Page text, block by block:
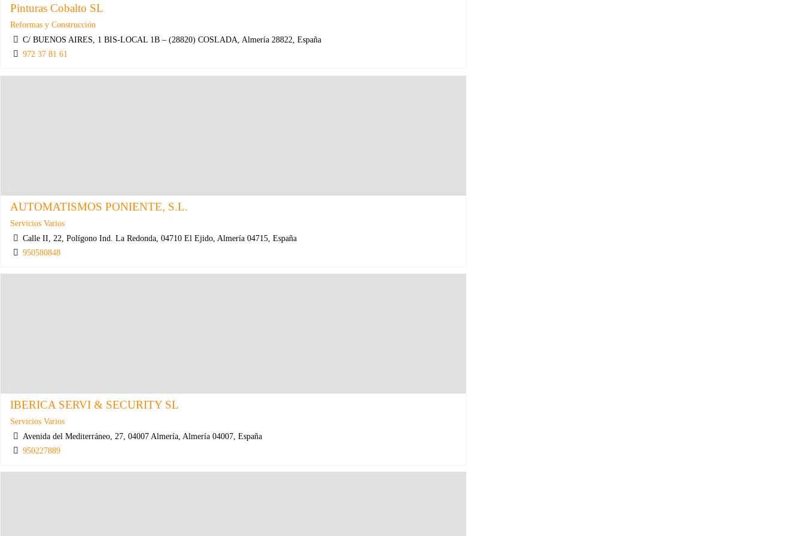
Pinturas Cobalto SL
Reformas y Construcción
C/ BUENOS AIRES, 1 BIS-LOCAL 1B – (28820) COSLADA, Almería 28822, España
972 37 81 61
AUTOMATISMOS PONIENTE, S.L.
Servicios Varios
Calle II, 22, Polígono Ind. La Redonda, 04710 El Ejido, Almería 04715, España
950580848
IBERICA SERVI & SECURITY SL
Servicios Varios
Avenida del Mediterráneo, 27, 04007 Almería, Almería 04007, España
950227889